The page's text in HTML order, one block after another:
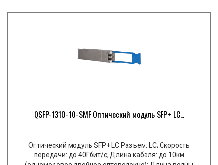
QSFP-1310-10-SMF Оптический модуль SFP+ LC...
Оптический модуль SFP+ LC Разъем: LC; Скорость
передачи: до 40Гбит/с; Длина кабеля: до 10км